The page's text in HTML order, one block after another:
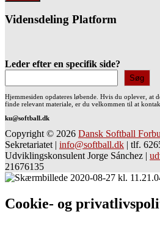
Vidensdeling Platform
Leder efter en specifik side?
Søg
Hjemmesiden opdateres løbende. Hvis du oplever, at
finde relevant materiale, er du velkommen til at
ku@softball.dk
Copyright © 2026 Dansk Softball
Sekretariatet | info@softball.dk | tlf.
Udviklingskonsulent Jorge Sánchez |
21676135
Cookie- og